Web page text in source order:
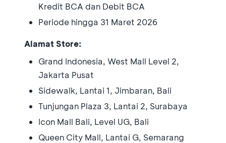
Kredit BCA dan Debit BCA
Periode hingga 31 Maret 2026
Alamat Store:
Grand Indonesia, West Mall Level 2,
Jakarta Pusat
Sidewalk, Lantai 1, Jimbaran, Bali
Tunjungan Plaza 3, Lantai 2, Surabaya
Icon Mall Bali, Level UG, Bali
Queen City Mall, Lantai G, Semarang